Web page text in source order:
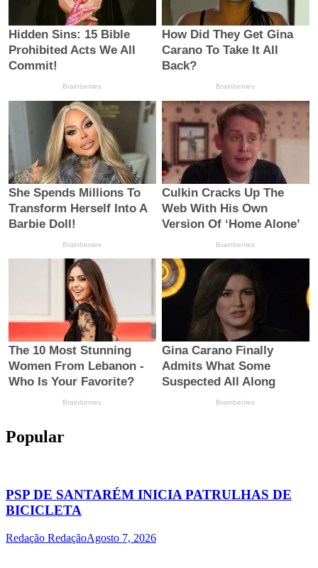
Popular
PSP DE SANTARÉM INICIA PATRULHAS DE
BICICLETA
Redação RedaçãoAgosto 7, 2026